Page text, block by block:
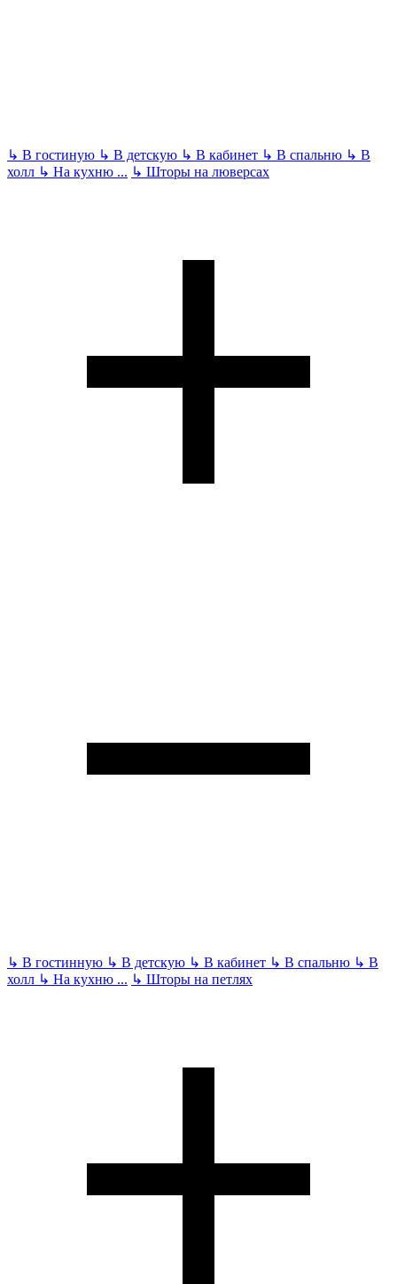
↳ В гостиную ↳ В детскую ↳ В кабинет ↳ В спальню ↳ В
холл ↳ На кухню ... ↳ Шторы на люверсах
↳ В гостинную ↳ В детскую ↳ В кабинет ↳ В спальню ↳ В
холл ↳ На кухню ... ↳ Шторы на петлях